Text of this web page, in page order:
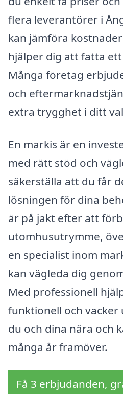
flera leverantörer i
kan jämföra
hjälper dig att fatta
Många företag
och
extra trygghet i ditt
En markis är en
med rätt stöd och
säkerställa att du får
lösningen för dina
är på jakt efter att
utomhusutrymme,
en specialist inom
kan vägleda dig
Med professionell
funktionell och
du och dina nära och
många år framöver.
Få 3 erbjudanden,